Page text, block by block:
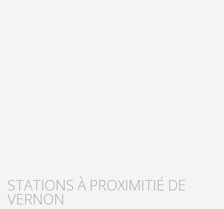
STATIONS À PROXIMITIÉ DE
VERNON